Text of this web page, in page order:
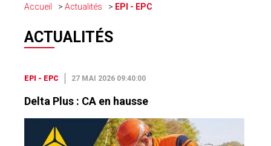
Accueil Actualités EPI - EPC
ACTUALITÉS
EPI - EPC 27 MAI 2026 09:40:00
Delta Plus : CA en hausse